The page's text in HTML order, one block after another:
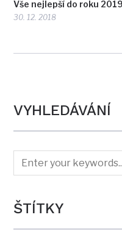
Vše nejlepší do roku 2019
30. 12. 2018
VYHLEDÁVÁNÍ
ŠTÍTKY